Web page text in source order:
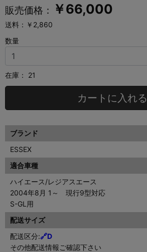
販売価格： ￥66,000
送料：￥2,860
数量
在庫： 21
カートに入れる
ブランド
ESSEX
適合車種
ハイエース/レジアスエース
2004年8月 1～ 現行9型対応
S-GL用
配送サイズ
配送区分:🔗D
その他配送情報ご確認下さい